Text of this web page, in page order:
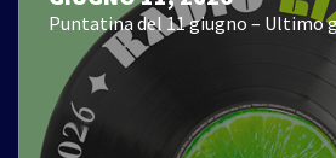
Puntatina del 11 giugno – Ultimo